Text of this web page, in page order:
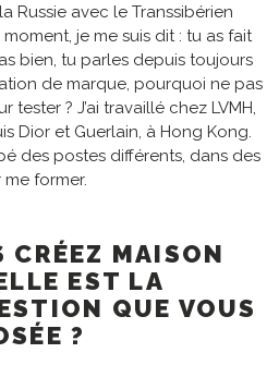
Russie avec le Transsibérien
je me suis dit : tu as fait
bien, tu parles depuis toujours
de marque, pourquoi ne pas
tester ? J’ai travaillé chez LVMH,
Dior et Guerlain, à Hong Kong.
des postes différents, dans des
former.
CRÉEZ MAISON
EST LA
QUE VOUS
?